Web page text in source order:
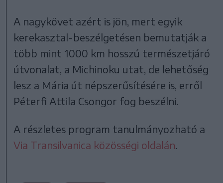
A nagykövet azért is jön, mert egyik
kerekasztal-beszélgetésen bemutatják a
több mint 1000 km hosszú természetjáró
útvonalat, a Michinoku utat, de lehetőség
lesz a Mária út népszerűsítésére is, erről
Péterfi Attila Csongor fog beszélni.
A részletes program tanulmányozható a
Via Transilvanica közösségi oldalán